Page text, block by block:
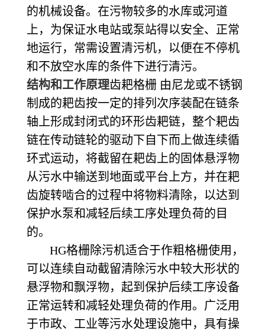
的机械设备。在污物较多的水库或河道
上，为保证水电站或泵站得以安全、正常
地运行，常需设置清污机，以便在不停机
和不放空水库的条件下进行清污。
结构和工作原理齿耙格栅 由尼龙或不锈钢
制成的耙齿按一定的排列次序装配在链条
轴上形成封闭式的环形齿耙链，整个耙齿
链在传动链轮的驱动下自下而上做连续循
环式运动，将截留在耙齿上的固体悬浮物
从污水中输送到地面或平台上方，并在耙
齿旋转啮合的过程中将物料清除，以达到
保护水泵和减轻后续工序处理负荷的目
的。
HG格栅除污机适合于作粗格栅使用，
可以连续自动截留清除污水中较大形状的
悬浮物和飘浮物，起到保护后续工序设备
正常运转和减轻处理负荷的作用。广泛用
于市政、工业等污水处理设施中，具有操